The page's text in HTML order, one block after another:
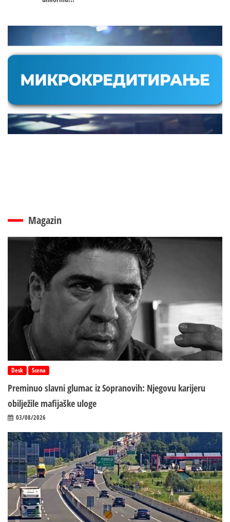
Magazin
Desk Scena
Preminuo slavni glumac iz Sopranovih: Njegovu karijeru
obilježile mafijaške uloge
03/08/2026